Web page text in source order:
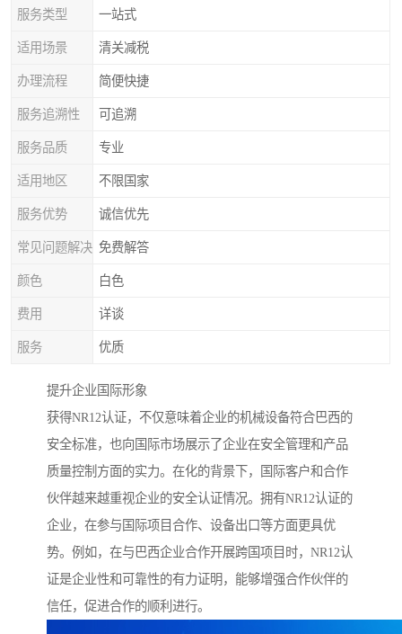
服务类型 一站式
适用场景 清关减税
办理流程 简便快捷
服务追溯性 可追溯
服务品质 专业
适用地区 不限国家
服务优势 诚信优先
常见问题解决 免费解答
颜色 白色
费用 详谈
服务 优质
提升企业国际形象
获得NR12认证，不仅意味着企业的机械设备符合巴西的
安全标准，也向国际市场展示了企业在安全管理和产品
质量控制方面的实力。在化的背景下，国际客户和合作
伙伴越来越重视企业的安全认证情况。拥有NR12认证的
企业，在参与国际项目合作、设备出口等方面更具优
势。例如，在与巴西企业合作开展跨国项目时，NR12认
证是企业性和可靠性的有力证明，能够增强合作伙伴的
信任，促进合作的顺利进行。